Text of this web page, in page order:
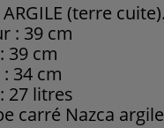
(terre cuite).
: 39 cm
39 cm
34 cm
27 litres
carré Nazca